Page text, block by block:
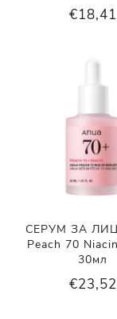
€18,41
СЕРУМ ЗА
Peach 70
30мл
€23,52